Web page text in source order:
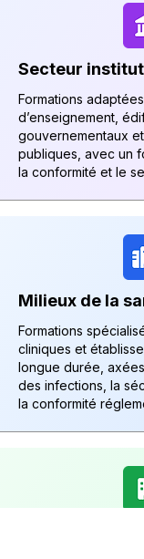
Secteur
Formations
d’enseignement,
gouvernementaux
publiques, avec un
la conformité et le
Milieux de la
Formations
cliniques et
longue durée,
des infections, la
la conformité